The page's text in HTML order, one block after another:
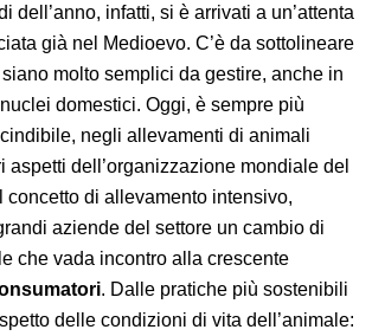
dell’anno, infatti, si è arrivati a un’attenta
già nel Medioevo. C’è da sottolineare
molto semplici da gestire, anche in
domestici. Oggi, è sempre più
negli allevamenti di animali
aspetti dell’organizzazione mondiale del
concetto di allevamento intensivo,
aziende del settore un cambio di
che vada incontro alla crescente
. Dalle pratiche più sostenibili
delle condizioni di vita dell’animale: